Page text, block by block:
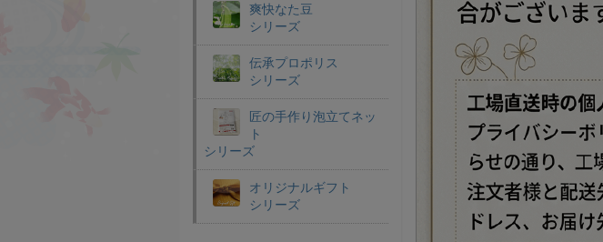
爽快なた豆
シリーズ
伝承プロポリス
シリーズ
匠の手作り泡立てネッ
ト
シリーズ
オリジナルギフト
シリーズ